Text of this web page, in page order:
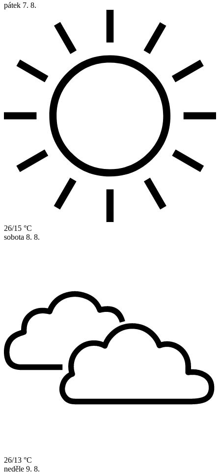
pátek 7. 8.
26/15 °C
sobota 8. 8.
26/13 °C
neděle 9. 8.